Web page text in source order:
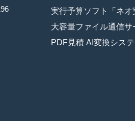
実行予算ソフト「ネオ
大容量ファイル通信サ
PDF見積 AI変換シス